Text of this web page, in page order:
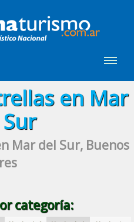
en Mar
Mar del Sur, Buenos
categoría: